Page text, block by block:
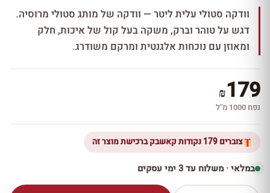
וודקה סטולי עלית ליטר — וודקה של מותג סטולי מרוסיה.
דגש על טוהר וברק, משקה בעל קול של איכות, חלק
ומאוזן עם נוכחות אלגנטית ומרקם משודרג.
₪179
נפח 1000 מ''ל
צוברים 179 נקודות קאשבק ברכישת מוצר זה
במלאי · משלוח עד 3 ימי עסקים